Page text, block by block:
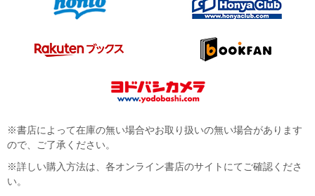
※書店によって在庫の無い場合やお取り扱いの無い場合があります
ので、ご了承ください。
※詳しい購入方法は、各オンライン書店のサイトにてご確認くださ
い。